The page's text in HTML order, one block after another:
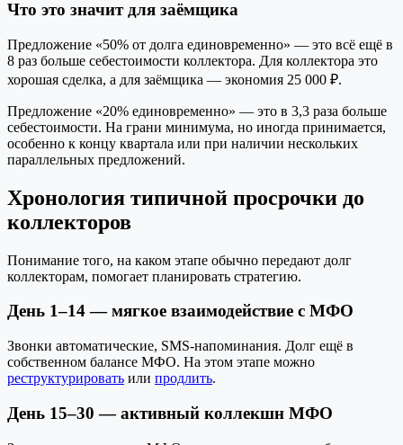
Что это значит для заёмщика
Предложение «50% от долга единовременно» — это всё ещё в
8 раз больше себестоимости коллектора. Для коллектора это
хорошая сделка, а для заёмщика — экономия 25 000 ₽.
Предложение «20% единовременно» — это в 3,3 раза больше
себестоимости. На грани минимума, но иногда принимается,
особенно к концу квартала или при наличии нескольких
параллельных предложений.
Хронология типичной просрочки до
коллекторов
Понимание того, на каком этапе обычно передают долг
коллекторам, помогает планировать стратегию.
День 1–14 — мягкое взаимодействие с МФО
Звонки автоматические, SMS-напоминания. Долг ещё в
собственном балансе МФО. На этом этапе можно
реструктурировать или продлить.
День 15–30 — активный коллекшн МФО